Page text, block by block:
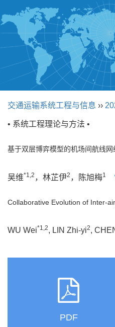
交通运输系统工程与信息 ››
• 系统工程理论与方法 •
基于双层博弈模型的机场间航线
吴维*1,2 ，林芷伊2 ，陈旭梅1
Collaborative Evolution of Inter-
WU Wei*1,2, LIN Zhi-yi2,
PDF